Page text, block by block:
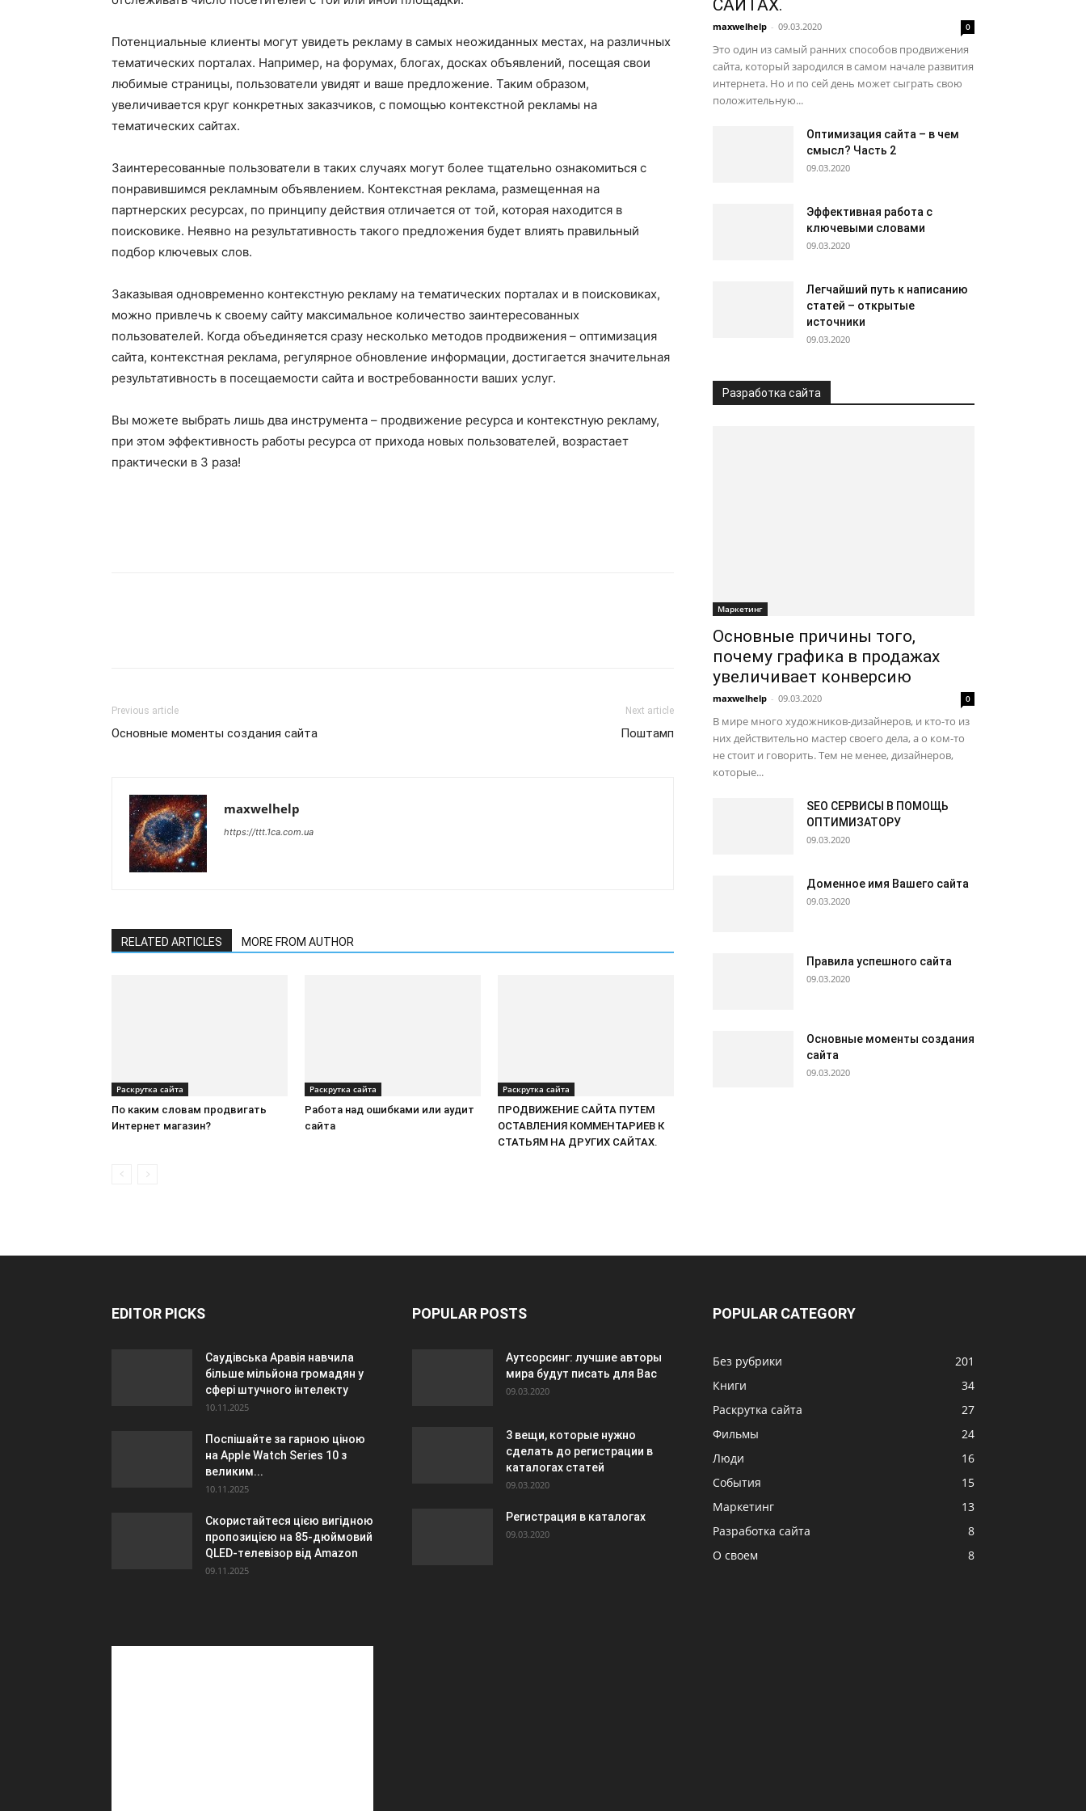
Потенциальные клиенты могут увидеть рекламу в самых неожиданных местах, на различных
тематических порталах. Например, на форумах, блогах, досках объявлений, посещая свои
любимые страницы, пользователи увидят и ваше предложение. Таким образом,
увеличивается круг конкретных заказчиков, с помощью контекстной рекламы на
тематических сайтах.
Заинтересованные пользователи в таких случаях могут более тщательно ознакомиться с
понравившимся рекламным объявлением. Контекстная реклама, размещенная на
партнерских ресурсах, по принципу действия отличается от той, которая находится в
поисковике. Неявно на результативность такого предложения будет влиять правильный
подбор ключевых слов.
Заказывая одновременно контекстную рекламу на тематических порталах и в поисковиках,
можно привлечь к своему сайту максимальное количество заинтересованных
пользователей. Когда объединяется сразу несколько методов продвижения – оптимизация
сайта, контекстная реклама, регулярное обновление информации, достигается значительная
результативность в посещаемости сайта и востребованности ваших услуг.
Вы можете выбрать лишь два инструмента – продвижение ресурса и контекстную рекламу,
при этом эффективность работы ресурса от прихода новых пользователей, возрастает
практически в 3 раза!
Previous article
Основные моменты создания сайта
Next article
Поштамп
maxwelhelp
https://ttt.1ca.com.ua
RELATED ARTICLES MORE FROM AUTHOR
Раскрутка сайта
По каким словам продвигать
Интернет магазин?
Раскрутка сайта
Работа над ошибками или аудит
сайта
Раскрутка сайта
ПРОДВИЖЕНИЕ САЙТА ПУТЕМ
ОСТАВЛЕНИЯ КОММЕНТАРИЕВ К
СТАТЬЯМ НА ДРУГИХ САЙТАХ.
САЙТАХ.
maxwelhelp - 09.03.2020 0
Это один из самый ранних способов продвижения
сайта, который зародился в самом начале развития
интернета. Но и по сей день может сыграть свою
положительную...
Оптимизация сайта – в чем
смысл? Часть 2
09.03.2020
Эффективная работа с
ключевыми словами
09.03.2020
Легчайший путь к написанию
статей – открытые
источники
09.03.2020
Разработка сайта
Маркетинг
Основные причины того,
почему графика в продажах
увеличивает конверсию
maxwelhelp - 09.03.2020 0
В мире много художников-дизайнеров, и кто-то из
них действительно мастер своего дела, а о ком-то
не стоит и говорить. Тем не менее, дизайнеров,
которые...
SEO СЕРВИСЫ В ПОМОЩЬ
ОПТИМИЗАТОРУ
09.03.2020
Доменное имя Вашего сайта
09.03.2020
Правила успешного сайта
09.03.2020
Основные моменты создания
сайта
09.03.2020
EDITOR PICKS
Саудівська Аравія навчила
більше мільйона громадян у
сфері штучного інтелекту
10.11.2025
Поспішайте за гарною ціною
на Apple Watch Series 10 з
великим...
10.11.2025
Скористайтеся цією вигідною
пропозицією на 85-дюймовий
QLED-телевізор від Amazon
09.11.2025
POPULAR POSTS
Аутсорсинг: лучшие авторы
мира будут писать для Вас
09.03.2020
3 вещи, которые нужно
сделать до регистрации в
каталогах статей
09.03.2020
Регистрация в каталогах
09.03.2020
POPULAR CATEGORY
Без рубрики
201
Книги
34
Раскрутка сайта
27
Фильмы
24
Люди
16
События
15
Маркетинг
13
Разработка сайта
8
О своем
8